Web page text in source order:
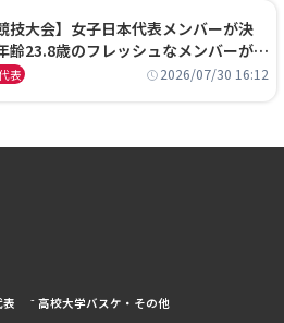
技大会】女子日本代表メンバーが決
齢23.8歳のフレッシュなメンバーが日
舞台で頂点を狙う
表 2026/07/30 16:12
高校大学バスケ・その他